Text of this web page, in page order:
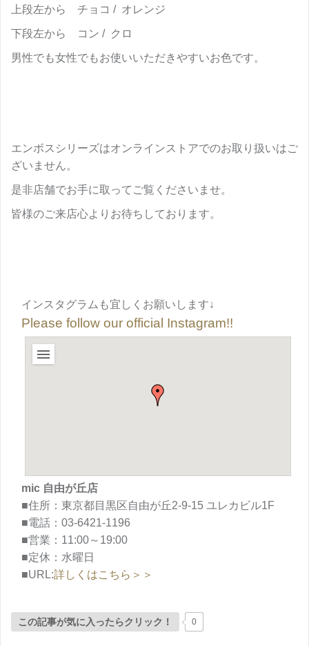
上段左から チョコ / オレンジ
下段左から コン / クロ
男性でも女性でもお使いいただきやすいお色です。
エンボスシリーズはオンラインストアでのお取り扱いはご
ざいません。
是非店舗でお手に取ってご覧くださいませ。
皆様のご来店心よりお待ちしております。
インスタグラムも宜しくお願いします↓
Please follow our official Instagram!!
mic 自由が丘店
■住所：東京都目黒区自由が丘2-9-15 ユレカビル1F
■電話：03-6421-1196
■営業：11:00～19:00
■定休：水曜日
■URL:詳しくはこちら＞＞
この記事が気に入ったらクリック！ 0